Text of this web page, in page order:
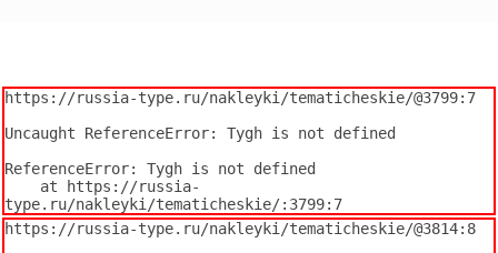
https://russia-type.ru/nakleyki/tematicheskie/@3799:7
Uncaught ReferenceError: Tygh is not defined
ReferenceError: Tygh is not defined
type.ru/nakleyki/tematicheskie/:3799:7
https://russia-type.ru/nakleyki/tematicheskie/@3814:8